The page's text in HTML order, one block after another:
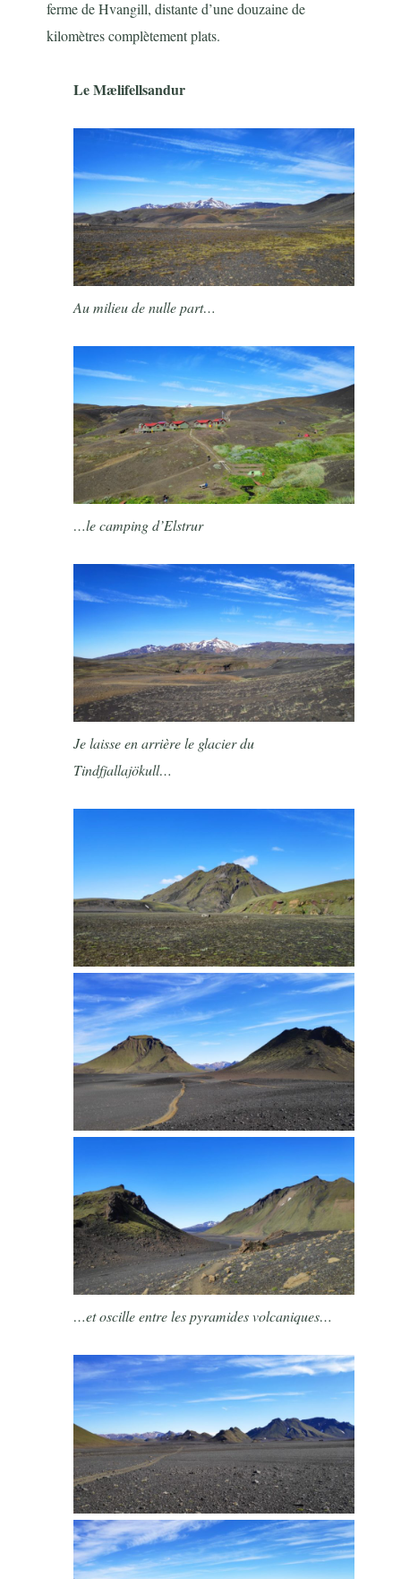
ferme de Hvangill, distante d’une douzaine de
kilomètres complètement plats.
Le Mælifellsandur
Au milieu de nulle part…
…le camping d’Elstrur
Je laisse en arrière le glacier du
Tindfjallajökull…
…et oscille entre les pyramides volcaniques…